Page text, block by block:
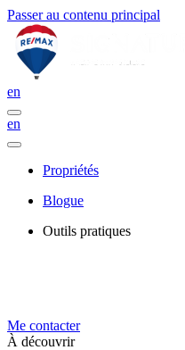
Passer au contenu principal
en
en
Propriétés
Blogue
Outils pratiques
Me contacter
À découvrir